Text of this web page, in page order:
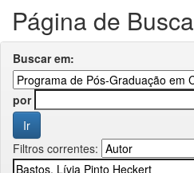
Página de Busca
Buscar em:
por
Filtros correntes: